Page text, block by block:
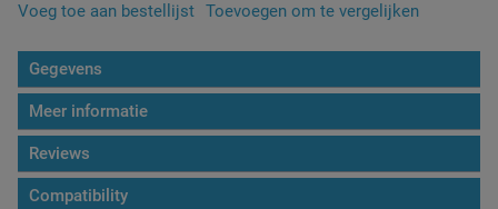
Voeg toe aan bestellijst Toevoegen om te vergelijken
Gegevens
Meer informatie
Reviews
Compatibility